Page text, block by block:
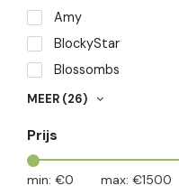
Amy
BlockyStar
Blossombs
CARPOINT
Doctor Clean
MEER (26)
Prijs
min: €0 max: €1500